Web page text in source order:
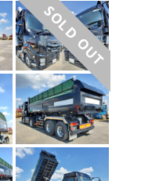
SOLD OUT